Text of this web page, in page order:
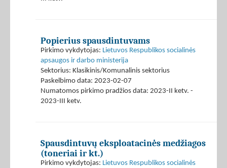
Popierius spausdintuvams
Pirkimo vykdytojas: Lietuvos Respublikos socialinės
apsaugos ir darbo ministerija
Sektorius: Klasikinis/Komunalinis sektorius
Paskelbimo data: 2023-02-07
Numatomos pirkimo pradžios data: 2023-II ketv. -
2023-III ketv.
Spausdintuvų eksploatacinės medžiagos
(toneriai ir kt.)
Pirkimo vykdytojas: Lietuvos Respublikos socialinės